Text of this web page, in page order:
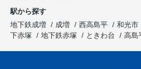
駅から探す
地下鉄成増
成増 西高島平 和光市
下赤塚
地下鉄赤塚 ときわ台 高島